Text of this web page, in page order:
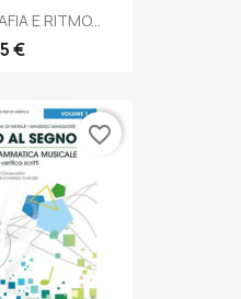
E RITMO...
€
favorite_border